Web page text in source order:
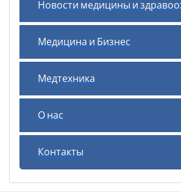
Новости медицины и
Медицина и Бизнес
Медтехника
О нас
Контакты